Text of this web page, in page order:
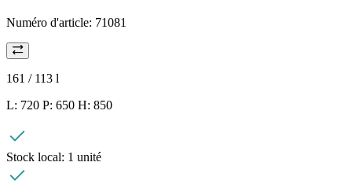
Numéro d'article: 71081
161 / 113 l
L: 720 P: 650 H: 850
Stock local: 1 unité